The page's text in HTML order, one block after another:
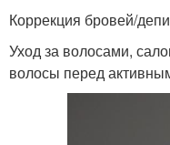
Коррекция бровей/
Уход за волосами,
волосы перед